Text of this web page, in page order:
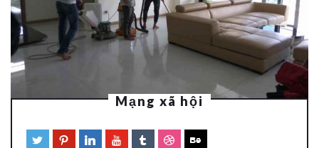
Mạng xã hội